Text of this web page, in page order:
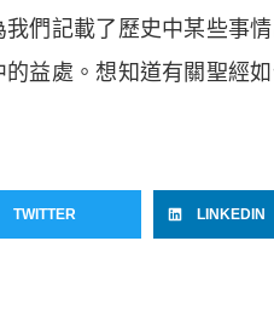
我們記載了歷史中某些事
益處。想知道有關聖經
TWITTER LINKEDIN